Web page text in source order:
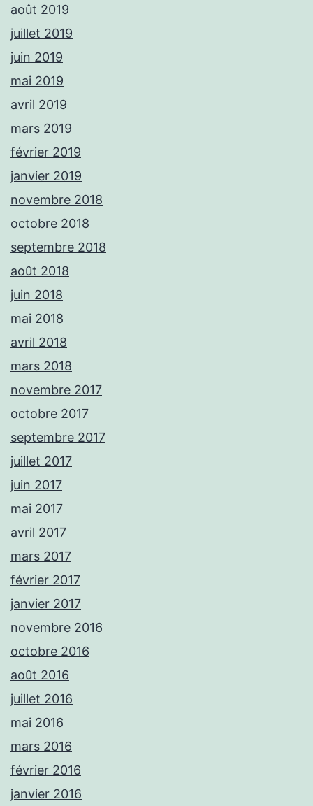
août 2019
juillet 2019
juin 2019
mai 2019
avril 2019
mars 2019
février 2019
janvier 2019
novembre 2018
octobre 2018
septembre 2018
août 2018
juin 2018
mai 2018
avril 2018
mars 2018
novembre 2017
octobre 2017
septembre 2017
juillet 2017
juin 2017
mai 2017
avril 2017
mars 2017
février 2017
janvier 2017
novembre 2016
octobre 2016
août 2016
juillet 2016
mai 2016
mars 2016
février 2016
janvier 2016